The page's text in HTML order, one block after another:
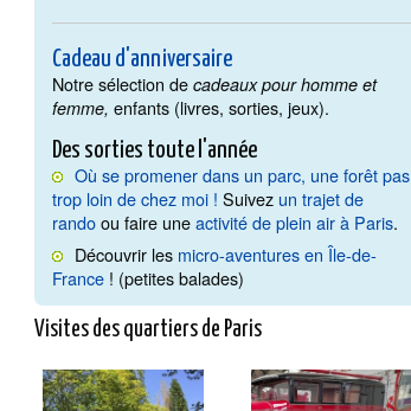
Cadeau d'anniversaire
Notre sélection decadeaux pour homme et
femme, enfants (livres, sorties, jeux).
Des sorties toute l'année
Où se promener dans un parc, une forêt pas
trop loin de chez moi ! Suivez un trajet de
randoou faire uneactivité de plein air à Paris.
Découvrir les micro-aventures en Île-de-
France ! (petites balades)
Visites des quartiers de Paris